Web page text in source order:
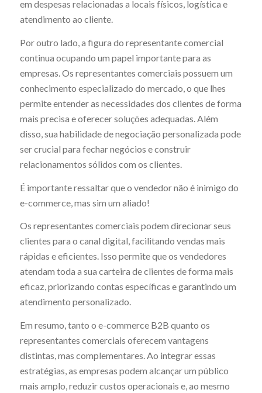
em despesas relacionadas a locais físicos, logística e
atendimento ao cliente.
Por outro lado, a figura do representante comercial
continua ocupando um papel importante para as
empresas. Os representantes comerciais possuem um
conhecimento especializado do mercado, o que lhes
permite entender as necessidades dos clientes de forma
mais precisa e oferecer soluções adequadas. Além
disso, sua habilidade de negociação personalizada pode
ser crucial para fechar negócios e construir
relacionamentos sólidos com os clientes.
É importante ressaltar que o vendedor não é inimigo do
e-commerce, mas sim um aliado!
Os representantes comerciais podem direcionar seus
clientes para o canal digital, facilitando vendas mais
rápidas e eficientes. Isso permite que os vendedores
atendam toda a sua carteira de clientes de forma mais
eficaz, priorizando contas específicas e garantindo um
atendimento personalizado.
Em resumo, tanto o e-commerce B2B quanto os
representantes comerciais oferecem vantagens
distintas, mas complementares. Ao integrar essas
estratégias, as empresas podem alcançar um público
mais amplo, reduzir custos operacionais e, ao mesmo